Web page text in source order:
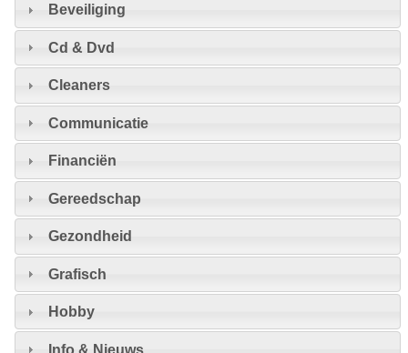
Beveiliging
Cd & Dvd
Cleaners
Communicatie
Financiën
Gereedschap
Gezondheid
Grafisch
Hobby
Info & Nieuws